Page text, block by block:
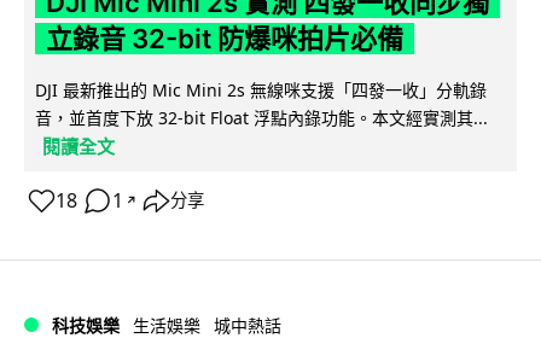
立錄音 32-bit 防爆咪拍片必備
DJI 最新推出的 Mic Mini 2s 無線咪支援「四發一收」分軌錄
音，並首度下放 32-bit Float 浮點內錄功能。本文經實測其...
閱讀全文
18 1 ↗ 分享
科技娛樂 生活娛樂 城中熱話